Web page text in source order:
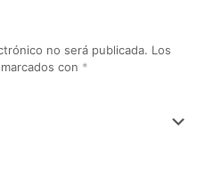
no será publicada. Los
con *